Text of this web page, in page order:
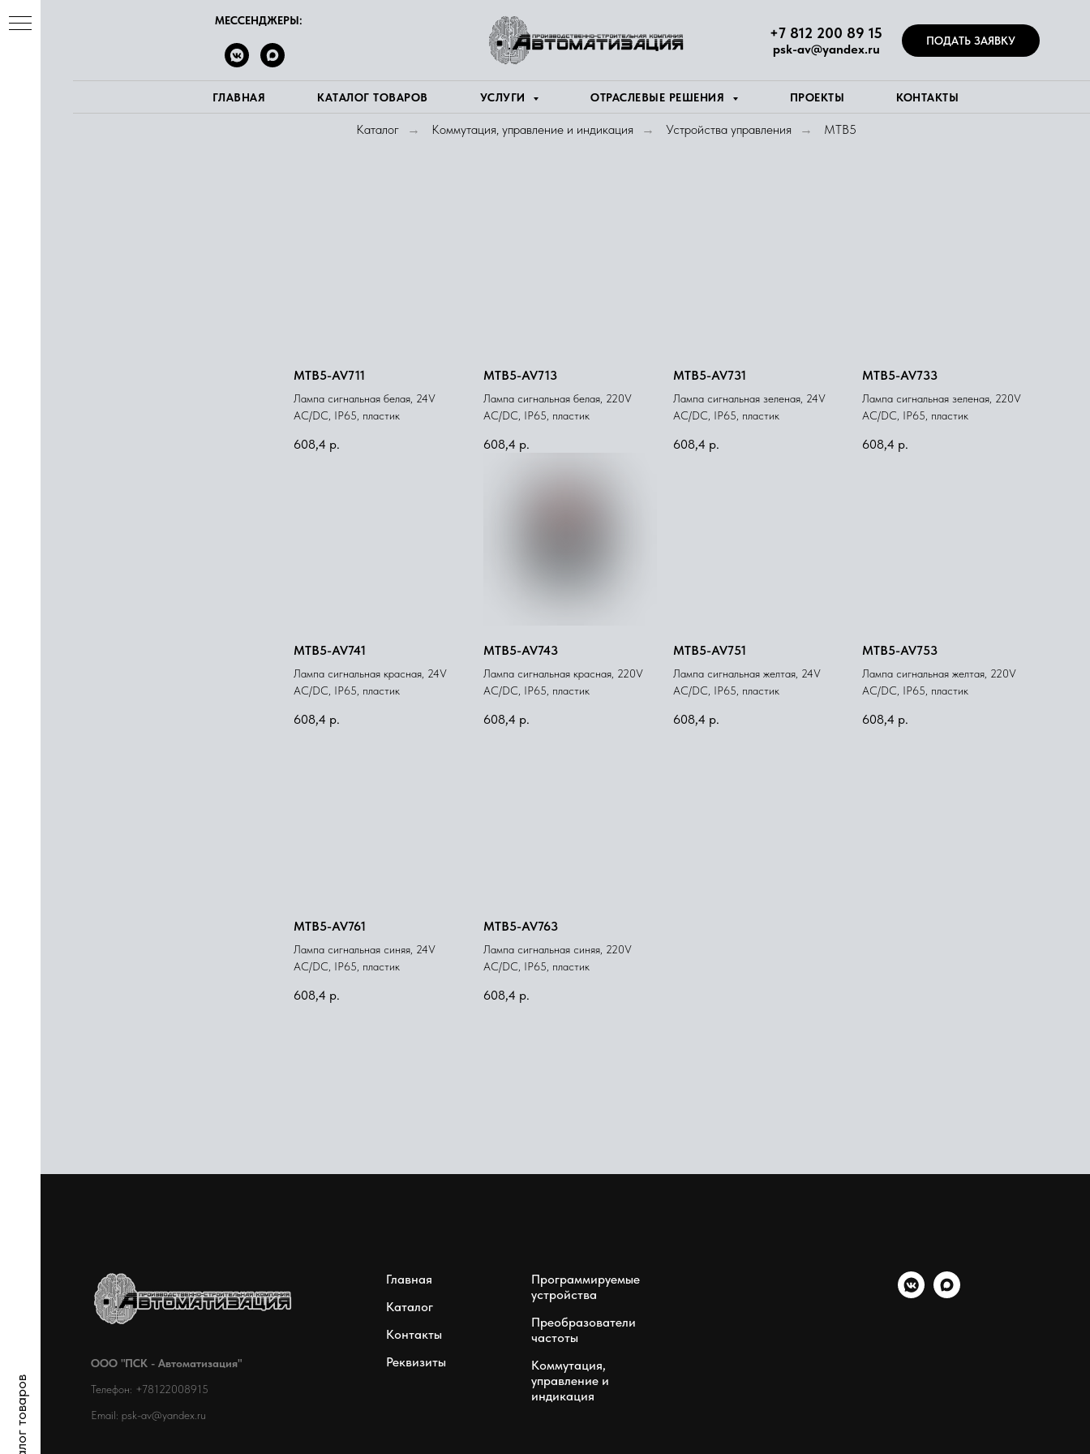
МЕССЕНДЖЕРЫ:
+7 812 200 89 15
psk-av@yandex.ru
ПОДАТЬ ЗАЯВКУ
ГЛАВНАЯ КАТАЛОГ ТОВАРОВ УСЛУГИ ОТРАСЛЕВЫЕ РЕШЕНИЯ ПРОЕКТЫ КОНТАКТЫ
Каталог товаров
Каталог → Коммутация, управление и индикация → Устройства управления → MTB5
MTB5-AV711
Лампа сигнальная белая, 24V
AС/DC, IP65, пластик
608,4 р.
MTB5-AV713
Лампа сигнальная белая, 220V
AС/DC, IP65, пластик
608,4 р.
MTB5-AV731
Лампа сигнальная зеленая, 24V
AС/DC, IP65, пластик
608,4 р.
MTB5-AV733
Лампа сигнальная зеленая, 220V
AС/DC, IP65, пластик
608,4 р.
MTB5-AV741
Лампа сигнальная красная, 24V
AС/DC, IP65, пластик
608,4 р.
MTB5-AV743
Лампа сигнальная красная, 220V
AС/DC, IP65, пластик
608,4 р.
MTB5-AV751
Лампа сигнальная желтая, 24V
AС/DC, IP65, пластик
608,4 р.
MTB5-AV753
Лампа сигнальная желтая, 220V
AС/DC, IP65, пластик
608,4 р.
MTB5-AV761
Лампа сигнальная синяя, 24V
AС/DC, IP65, пластик
608,4 р.
MTB5-AV763
Лампа сигнальная синяя, 220V
AС/DC, IP65, пластик
608,4 р.
ООО "ПСК - Автоматизация"
Телефон: +78122008915
Email: psk-av@yandex.ru
Главная
Каталог
Контакты
Реквизиты
Программируемые
устройства
Преобразователи
частоты
Коммутация,
управление и
индикация